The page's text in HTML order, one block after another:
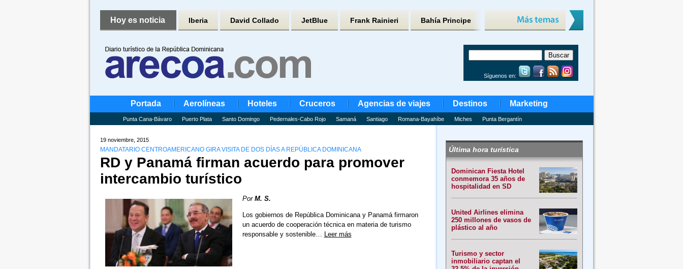
Hoy es noticia Iberia David Collado JetBlue Frank Rainieri Bahía Principe
Síguenos en:
Portada Aerolíneas Hoteles Cruceros Agencias de viajes Destinos Marketing
Punta Cana-Bávaro Puerto Plata Santo Domingo Pedernales-Cabo Rojo Samaná Santiago Romana-Bayahíbe Miches Punta Bergantín
19 noviembre, 2015
MANDATARIO CENTROAMERICANO GIRA VISITA DE DOS DÍAS A REPÚBLICA DOMINICANA
RD y Panamá firman acuerdo para promover
intercambio turístico
Por M. S.
Los gobiernos de República Dominicana y Panamá firmaron
un acuerdo de cooperación técnica en materia de turismo
responsable y sostenible… Leer más
Última hora turística
Dominican Fiesta Hotel
conmemora 35 años de
hospitalidad en SD
United Airlines elimina
250 millones de vasos de
plástico al año
Turismo y sector
inmobiliario captan el